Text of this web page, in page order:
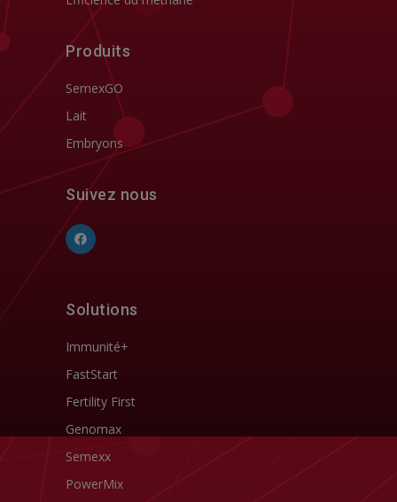
Produits
SemexGO
Lait
Embryons
Suivez nous
Solutions
Immunité+
FastStart
Fertility First
Genomax
Semexx
PowerMix